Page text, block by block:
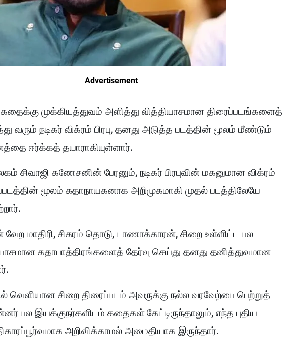
Advertisement
கதைக்கு முக்கியத்துவம் அளித்து வித்தியாசமான திரைப்படங்களைத்
வரும் நடிகர் விக்ரம் பிரபு, தனது அடுத்த படத்தின் மூலம் மீண்டும்
ஈர்க்கத் தயாராகியுள்ளார்.
சிவாஜி கணேசனின் பேரனும், நடிகர் பிரபுவின் மகனுமான விக்ரம்
மூலம் கதாநாயகனாக அறிமுகமாகி முதல் படத்திலேயே
மாதிரி, சிகரம் தொடு, டாணாக்காரன், சிறை உள்ளிட்ட பல
கதாபாத்திரங்களைத் தேர்வு செய்து தனது தனித்துவமான
வெளியான சிறை திரைப்படம் அவருக்கு நல்ல வரவேற்பை பெற்றுத்
பல இயக்குநர்களிடம் கதைகள் கேட்டிருந்தாலும், எந்த புதிய
அறிவிக்காமல் அமைதியாக இருந்தார்.